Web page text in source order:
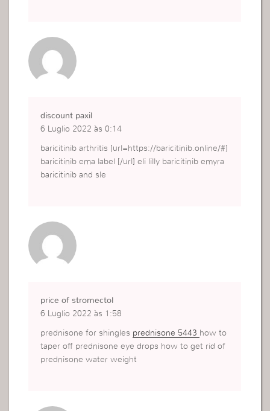
discount paxil
6 Luglio 2022 às 0:14
baricitinib arthritis [url=https://baricitinib.online/#]
baricitinib ema label [/url] eli lilly baricitinib emyra
baricitinib and sle
price of stromectol
6 Luglio 2022 às 1:58
prednisone for shingles prednisone 5443 how to
taper off prednisone eye drops how to get rid of
prednisone water weight